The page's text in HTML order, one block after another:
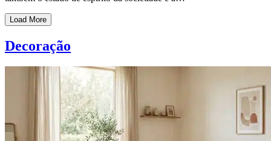
Load More
Decoração